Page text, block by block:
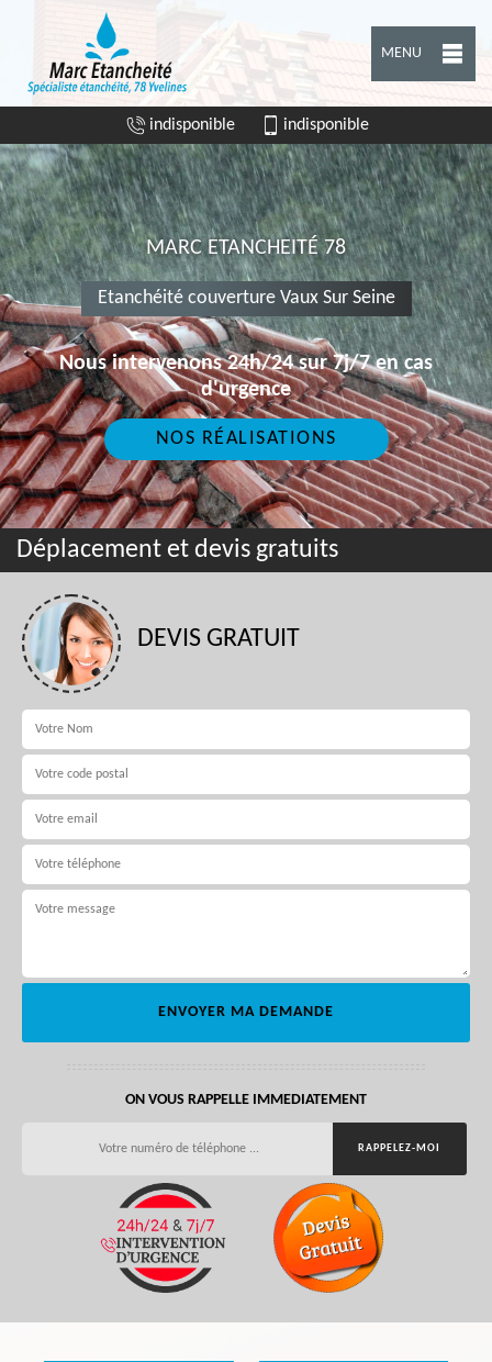
MENU
indisponible indisponible
MARC ETANCHEITÉ 78
Etanchéité couverture Vaux Sur Seine
Nous intervenons 24h/24 sur 7j/7 en cas
d'urgence
NOS RÉALISATIONS
Déplacement et devis gratuits
DEVIS GRATUIT
ON VOUS RAPPELLE IMMEDIATEMENT